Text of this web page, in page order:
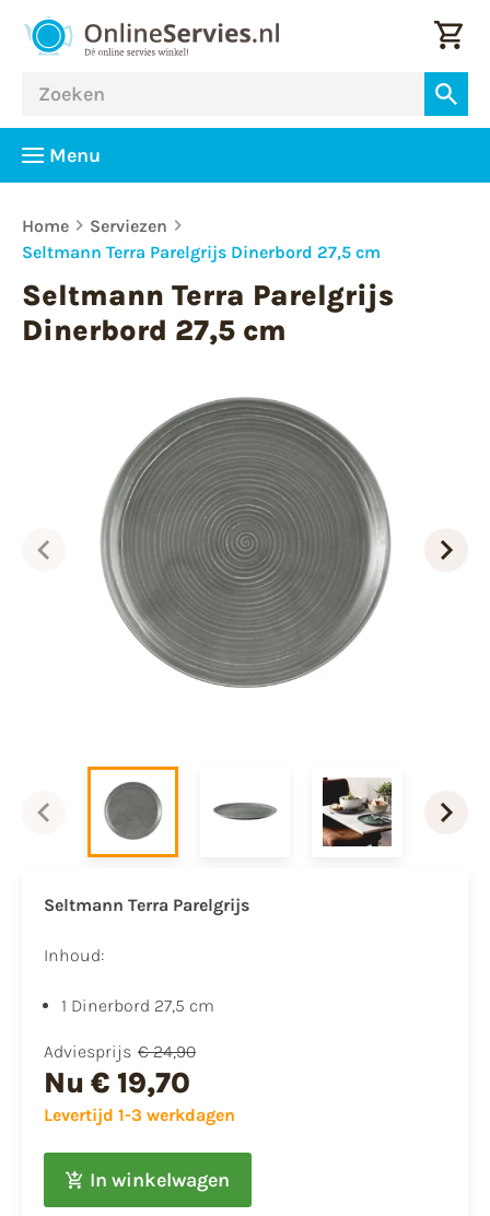
Menu
Home
Serviezen
Seltmann Terra Parelgrijs Dinerbord 27,5 cm
Seltmann Terra Parelgrijs
Dinerbord 27,5 cm
Seltmann Terra Parelgrijs
Inhoud:
1 Dinerbord 27,5 cm
Adviesprijs € 24,90
Nu € 19,70
Levertijd 1-3 werkdagen
In winkelwagen